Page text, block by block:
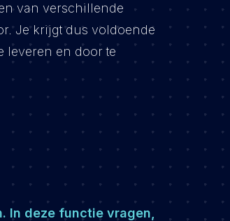
van verschillende
Je krijgt dus voldoende
leveren en door te
In deze functie vragen,